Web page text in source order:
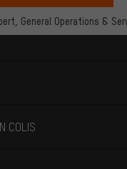
General Operations &
COLIS